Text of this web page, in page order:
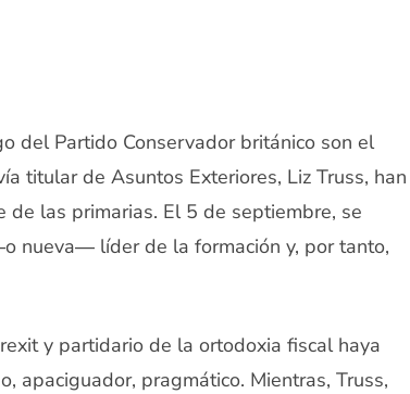
del Partido Conservador británico son el
titular de Asuntos Exteriores, Liz Truss, han
las primarias. El 5 de septiembre, se
nueva― líder de la formación y, por tanto,
y partidario de la ortodoxia fiscal haya
apaciguador, pragmático. Mientras, Truss,